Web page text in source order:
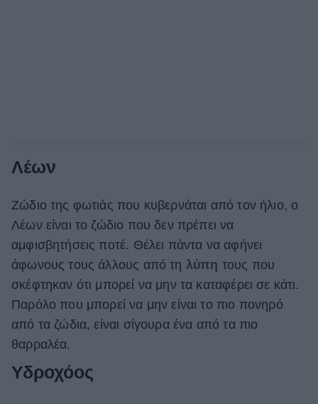
Λέων
Ζώδιο της φωτιάς που κυβερνάται από τον ήλιο, ο
Λέων είναι το ζώδιο που δεν πρέπει να
αμφισβητήσεις ποτέ. Θέλει πάντα να αφήνει
άφωνους τους άλλους από τη λύπη τους που
σκέφτηκαν ότι μπορεί να μην τα καταφέρει σε κάτι.
Παρόλο που μπορεί να μην είναι το πιο πονηρό
από τα ζώδια, είναι σίγουρα ένα από τα πιο
θαρραλέα.
Υδροχόος